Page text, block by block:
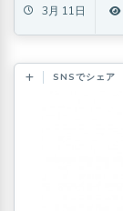
3月 11日
SNSでシェア